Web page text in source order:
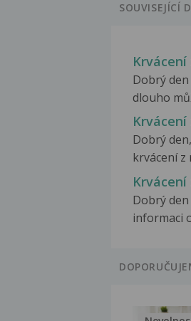
SOUVISEJÍCÍ
Krvácení
Dobrý
dlouho
Krvácení
Dobrý
krvácení z
Krvácení
Dobrý
informaci